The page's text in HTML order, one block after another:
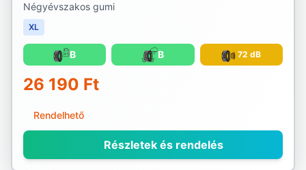
Négyévszakos gumi
XL
B B 72 dB
26 190 Ft
Rendelhető
Részletek és rendelés